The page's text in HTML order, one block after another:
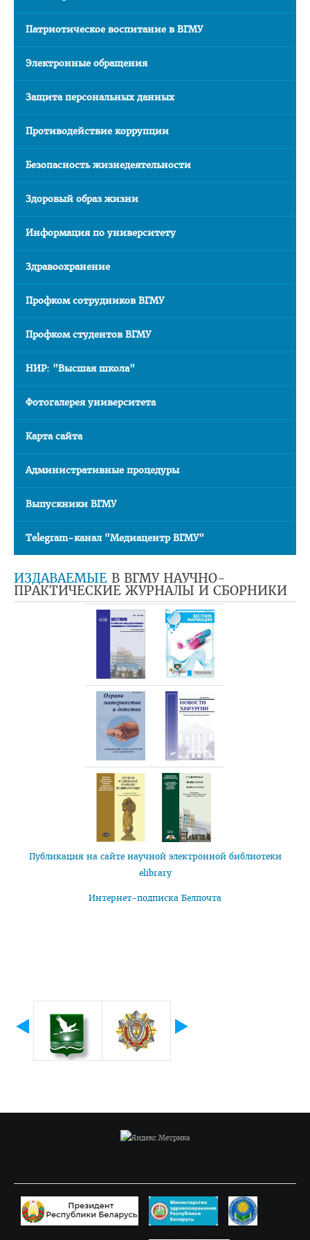
Медаль «За трудовые заслуги»
Почётная грамота Национального собрания РБ
Почётная грамота Совета Министров РБ
Заслуженный работник образования РБ
Благодарность Председателя Палаты представителей
Благодарность Администрации Президента РБ
АБИТУРИЕНТУ
Порядок приема на ФДП 2026
Стоимость обучения
Документы
Адрес
Для иностранных граждан
Сроки вступительной кампании 2026
Количество поданных заявлений и конкурс 2026
Порядок приема в ВГМУ 2026
Целевая подготовка
Общая информация
Пункты оформления и выдачи договоров о целевой
Заказчик: Министерство здравоохранения
Заказчик: организации спорта
Заказчик: Государственный комитет судебных экспертиз
Заказчик: организации системы труда и соцзащиты
Заказчик: БелЛекоЦентр
Памятка абитуриенту 2026
Алгоритм подачи документов для целевиков
Приказ о зачислении победителей
Положение об олимпиадах
университетских олимпиад
Общежитие
Заочная форма обучения
Патриотическое воспитание в ВГМУ
Электронные обращения
Защита персональных данных
Противодействие коррупции
Безопасность жизнедеятельности
Здоровый образ жизни
Информация по университету
Здравоохранение
Профком сотрудников ВГМУ
Профком студентов ВГМУ
НИР: "Высшая школа"
Фотогалерея университета
Карта сайта
Административные процедуры
Выпускники ВГМУ
Telegram-канал "Медиацентр ВГМУ"
ИЗДАВАЕМЫЕ В ВГМУ НАУЧНО-
ПРАКТИЧЕСКИЕ ЖУРНАЛЫ И СБОРНИКИ
Публикация на сайте научной электронной библиотеки
elibrary
Интернет-подписка Белпочта